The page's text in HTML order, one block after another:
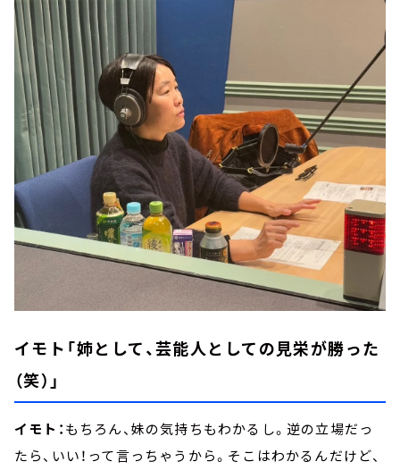
イモト「姉として、芸能人としての見栄が勝った
（笑）」
イモト：もちろん、妹の気持ちもわかるし。逆の立場だっ
たら、いい！って言っちゃうから。そこはわかるんだけど、